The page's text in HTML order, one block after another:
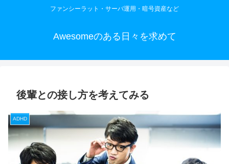
ファンシーラット・サーバ運用・暗号資産など
Awesomeのある日々を求めて
後輩との接し方を考えてみる
ADHD